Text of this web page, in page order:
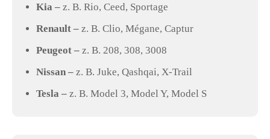
Kia – z. B. Rio, Ceed, Sportage
Renault – z. B. Clio, Mégane, Captur
Peugeot – z. B. 208, 308, 3008
Nissan – z. B. Juke, Qashqai, X-Trail
Tesla – z. B. Model 3, Model Y, Model S